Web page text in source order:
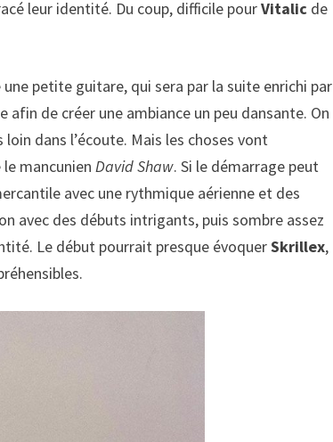
leur identité. Du coup, difficile pourVitalic de
petite guitare, qui sera par la suite enrichi par
de créer une ambiance un peu dansante. On
loin dans l’écoute. Mais les choses vont
le mancunienDavid Shaw. Si le démarrage peut
avec une rythmique aérienne et des
avec des débuts intrigants, puis sombre assez
Le début pourrait presque évoquerSkrillex,